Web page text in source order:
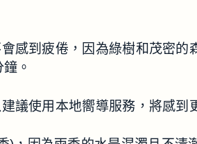
感到疲倦，因為綠樹和茂密
。
議使用本地嚮導服務，將感到